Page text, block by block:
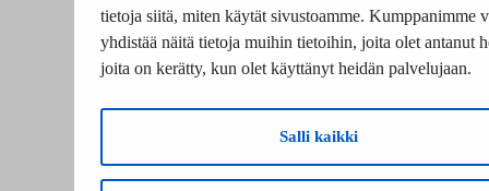
tietoja siitä, miten käytät sivustoamme. Kumppanimme
yhdistää näitä tietoja muihin tietoihin, joita olet antanut
joita on kerätty, kun olet käyttänyt heidän palvelujaan.
Salli kaikki